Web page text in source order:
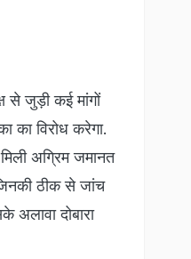
से जुड़ी कई मांगों
का विरोध करेगा.
अग्रिम जमानत
ठीक से जांच
दोबारा